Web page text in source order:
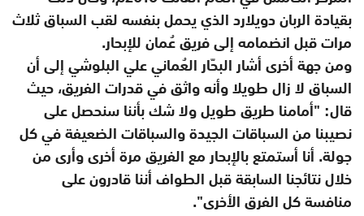
بقيادة الربان دويلارد الذي يحمل بنفسه لقب السباق ثلاث
مرات قبل انضمامه إلى فريق عُمان للإبحار.
ومن جهة أخرى أشار البحّار العُماني علي البلوشي إلى أن
السباق لا زال طويلا وأنه واثق في قدرات الفريق، حيث
قال: "أمامنا طريق طويل ولا شك بأننا سنحصل على
نصيبنا من السباقات الجيدة والسباقات الضعيفة في كل
جولة. أنا أستمتع بالإبحار مع الفريق مرةأخرىوأرى من
خلال نتائجنا السابقة قبل الطواف أننا قادرون على
منافسة كل الفرق الأخرى".